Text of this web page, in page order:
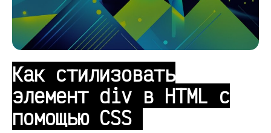
Как стилизовать
элемент div в HTML с
помощью CSS